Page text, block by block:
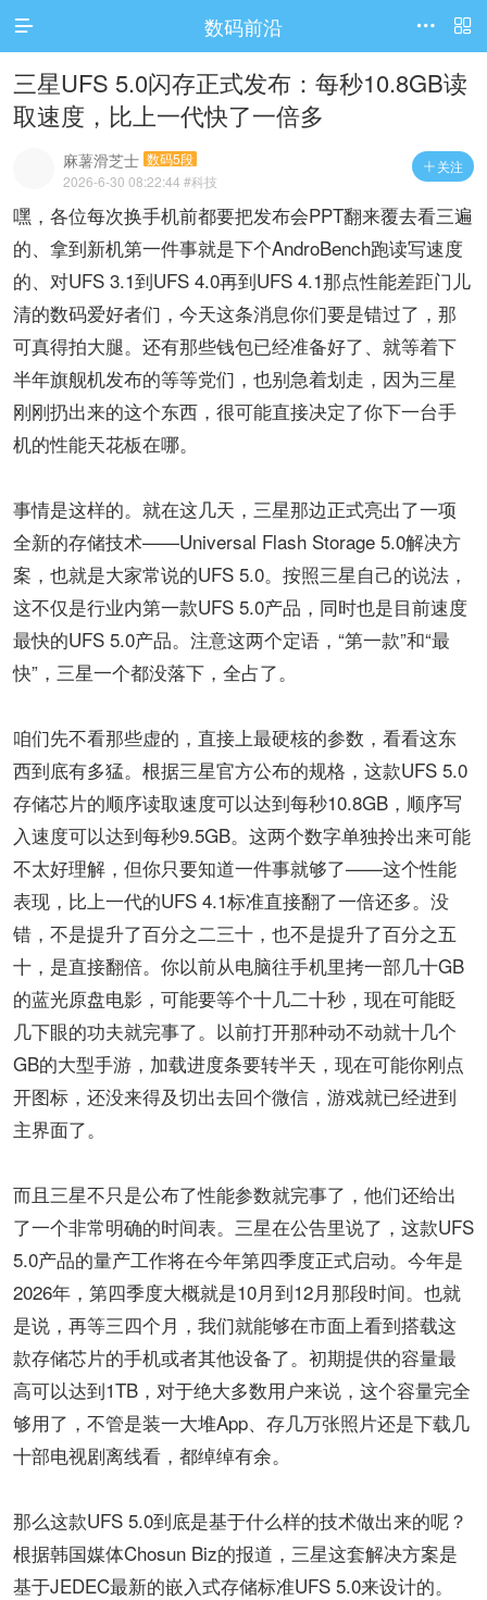
访问电脑版
 数码前沿 

三星UFS 5.0闪存正式发布：每秒10.8GB读
取速度，比上一代快了一倍多
 关注
麻薯滑芝士 数码5段
2026-6-30 08:22:44 #科技
嘿，各位每次换手机前都要把发布会PPT翻来覆去看三遍
的、拿到新机第一件事就是下个AndroBench跑读写速度
的、对UFS 3.1到UFS 4.0再到UFS 4.1那点性能差距门儿
清的数码爱好者们，今天这条消息你们要是错过了，那
可真得拍大腿。还有那些钱包已经准备好了、就等着下
半年旗舰机发布的等等党们，也别急着划走，因为三星
刚刚扔出来的这个东西，很可能直接决定了你下一台手
机的性能天花板在哪。
事情是这样的。就在这几天，三星那边正式亮出了一项
全新的存储技术——Universal Flash Storage 5.0解决方
案，也就是大家常说的UFS 5.0。按照三星自己的说法，
这不仅是行业内第一款UFS 5.0产品，同时也是目前速度
最快的UFS 5.0产品。注意这两个定语，“第一款”和“最
快”，三星一个都没落下，全占了。
咱们先不看那些虚的，直接上最硬核的参数，看看这东
西到底有多猛。根据三星官方公布的规格，这款UFS 5.0
存储芯片的顺序读取速度可以达到每秒10.8GB，顺序写
入速度可以达到每秒9.5GB。这两个数字单独拎出来可能
不太好理解，但你只要知道一件事就够了——这个性能
表现，比上一代的UFS 4.1标准直接翻了一倍还多。没
错，不是提升了百分之二三十，也不是提升了百分之五
十，是直接翻倍。你以前从电脑往手机里拷一部几十GB
的蓝光原盘电影，可能要等个十几二十秒，现在可能眨
几下眼的功夫就完事了。以前打开那种动不动就十几个
GB的大型手游，加载进度条要转半天，现在可能你刚点
开图标，还没来得及切出去回个微信，游戏就已经进到
主界面了。
而且三星不只是公布了性能参数就完事了，他们还给出
了一个非常明确的时间表。三星在公告里说了，这款UFS
5.0产品的量产工作将在今年第四季度正式启动。今年是
2026年，第四季度大概就是10月到12月那段时间。也就
是说，再等三四个月，我们就能够在市面上看到搭载这
款存储芯片的手机或者其他设备了。初期提供的容量最
高可以达到1TB，对于绝大多数用户来说，这个容量完全
够用了，不管是装一大堆App、存几万张照片还是下载几
十部电视剧离线看，都绰绰有余。
那么这款UFS 5.0到底是基于什么样的技术做出来的呢？
根据韩国媒体Chosun Biz的报道，三星这套解决方案是
基于JEDEC最新的嵌入式存储标准UFS 5.0来设计的。